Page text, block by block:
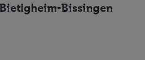
Bissingen